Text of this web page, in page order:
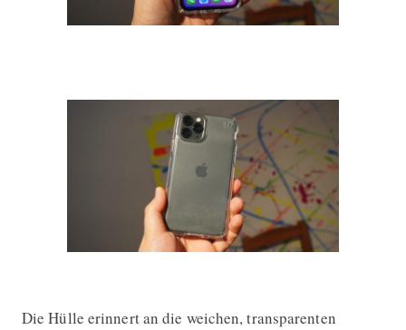
Die Hülle erinnert an die weichen, transparenten